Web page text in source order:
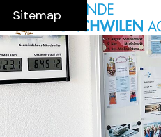
Navigieren in Münchwilen AG
Schnellnavigation
Home
Navigation
Inhalt
Suche
Sitemap